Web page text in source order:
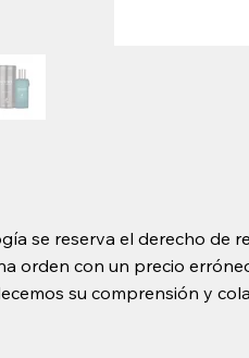
se reserva el derecho de
orden con un precio
su comprensión y